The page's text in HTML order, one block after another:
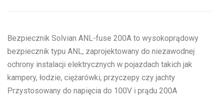
Bezpiecznik Solvian ANL-fuse 200A to wysokoprądowy
bezpiecznik typu ANL, zaprojektowany do niezawodnej
ochrony instalacji elektrycznych w pojazdach takich jak
kampery, łodzie, ciężarówki, przyczepy czy jachty
Przystosowany do napięcia do 100V i prądu 200A